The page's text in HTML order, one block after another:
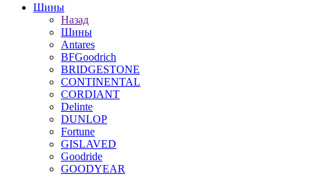
Шины
Назад
Шины
Antares
BFGoodrich
BRIDGESTONE
CONTINENTAL
CORDIANT
Delinte
DUNLOP
Fortune
GISLAVED
Goodride
GOODYEAR